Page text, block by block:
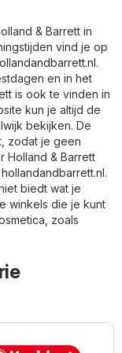
& Barrett in
vind je op
.
en in het
is ook te vinden in
kun je altijd de
bekijken. De
zodat je geen
Holland & Barrett
hollandandbarrett.nl .
biedt wat je
winkels die je kunt
, zoals